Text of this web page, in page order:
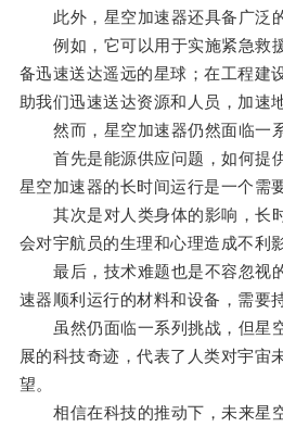
此外，星空加速器还具备广泛的
例如，它可以用于实施紧急救
备迅速送达遥远的星球；在工程建
助我们迅速送达资源和人员，加速
然而，星空加速器仍然面临一系
首先是能源供应问题，如何提
星空加速器的长时间运行是一个需
其次是对人类身体的影响，长
会对宇航员的生理和心理造成不利
最后，技术难题也是不容忽视
速器顺利运行的材料和设备，需要
虽然仍面临一系列挑战，但星
展的科技奇迹，代表了人类对宇宙
望。
相信在科技的推动下，未来星